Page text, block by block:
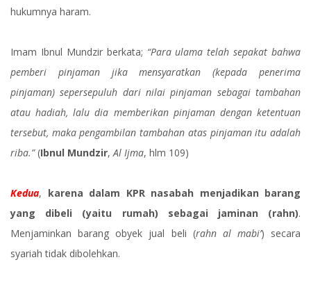
hukumnya haram.
Imam Ibnul Mundzir berkata; “Para ulama telah sepakat bahwa
pemberi pinjaman jika mensyaratkan (kepada penerima
pinjaman) sepersepuluh dari nilai pinjaman sebagai tambahan
atau hadiah, lalu dia memberikan pinjaman dengan ketentuan
tersebut, maka pengambilan tambahan atas pinjaman itu adalah
riba.”(Ibnul Mundzir,Al Ijma, hlm 109)
Kedua, karena dalam KPR nasabah menjadikan barang
yang dibeli (yaitu rumah) sebagai jaminan (rahn).
Menjaminkan barang obyek jual beli (rahn al mabi’) secara
syariah tidak dibolehkan.